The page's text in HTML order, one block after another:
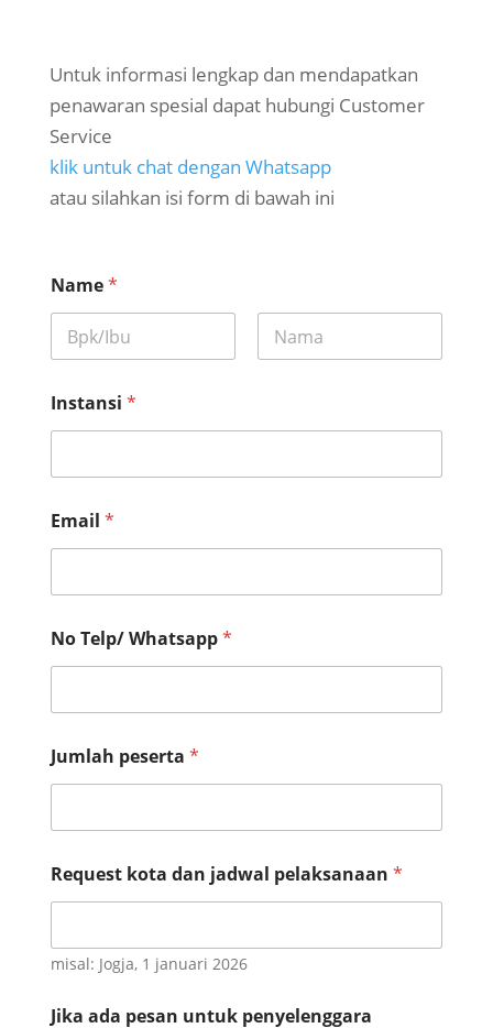
Untuk informasi lengkap dan mendapatkan
penawaran spesial dapat hubungi Customer
Service
klik untuk chat dengan Whatsapp
atau silahkan isi form di bawah ini
Name*
Instansi *
Email *
e
l
k
a
n
a
n
e
s
t
n
No Telp/ Whatsapp*
Jumlah peserta *
Request kota dan jadwal pelaksanaan *
misal: Jogja, 1 januari 2026
Jika ada pesan untuk penyelenggara